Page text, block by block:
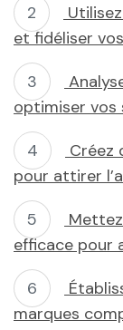
et fidéliser
optimiser vos
Créez
pour attirer
efficace pour
marques